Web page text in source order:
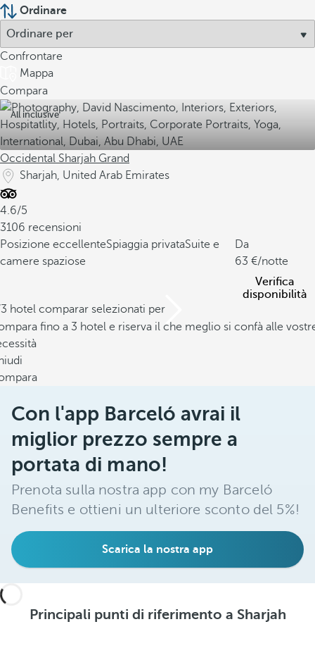
Ordinare
Confrontare
Mappa
Compara
All inclusive
Occidental Sharjah Grand
Sharjah, United Arab Emirates
4.6/5
3106 recensioni
Posizione eccellenteSpiaggia privataSuite e
camere spaziose
Da
63
/notte
Verifica
disponibilità
hotel comparar selezionati per
fino a 3 hotel e riserva il che meglio si confà alle
Con l'app Barceló avrai il
miglior prezzo sempre a
portata di mano!
Prenota sulla nostra app con my Barceló
Benefits e ottieni un ulteriore sconto del 5%!
Scarica la nostra app
Principali punti di riferimento a Sharjah